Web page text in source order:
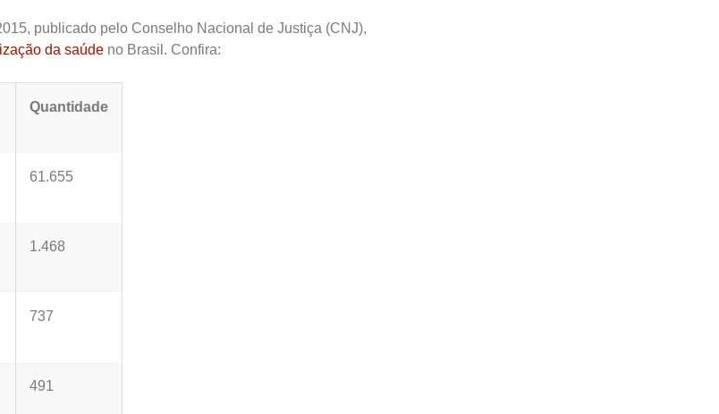
publicado pelo Conselho Nacional de Justiça (CNJ),
da saúde no Brasil. Confira:
Quantidade
61.655
1.468
737
491